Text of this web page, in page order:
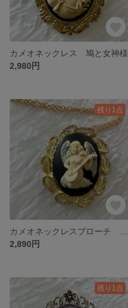
カメオネックレス 鳩と女神様
2,980円
残り1点
2,890円
残り1点